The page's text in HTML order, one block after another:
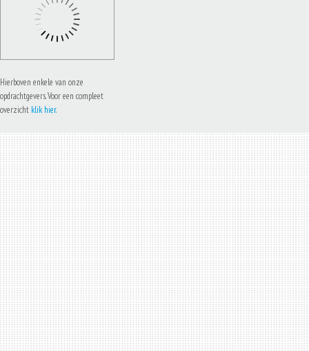
Hierboven enkele van onze
opdrachtgevers. Voor een compleet
overzicht klik hier.